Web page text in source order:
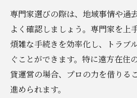
専門家選びの際は、地域事情や過
よく確認しましょう。専門家を上
煩雑な手続きを効率化し、トラブ
ぐことができます。特に遠方在住
貸運営の場合、プロの力を借りる
進められます。